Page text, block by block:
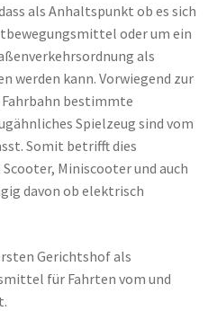
als Anhaltspunkt ob es sich
oder um ein
als
werden kann. Vorwiegend zur
bestimmte
Spielzeug sind vom
Somit betrifft dies
Miniscooter und auch
davon ob elektrisch
Gerichtshof als
für Fahrten vom und